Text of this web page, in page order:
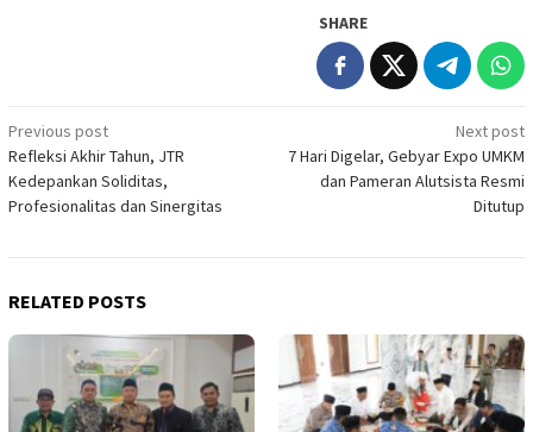
SHARE
Post
navigation
Previous post
Refleksi Akhir Tahun, JTR
Kedepankan Soliditas,
Profesionalitas dan Sinergitas
Next post
7 Hari Digelar, Gebyar Expo UMKM
dan Pameran Alutsista Resmi
Ditutup
RELATED POSTS